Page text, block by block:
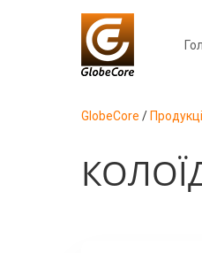
GlobeCore /